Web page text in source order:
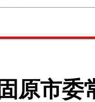
固原市委